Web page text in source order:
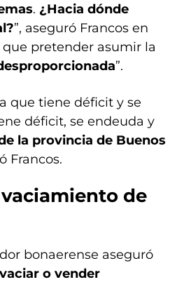
. ¿Hacia dónde
”, aseguró Francos en
que pretender asumir la
”.
que tiene déficit y se
déficit, se endeuda y
la provincia de Buenos
Francos.
de
bonaerense aseguró
o vender